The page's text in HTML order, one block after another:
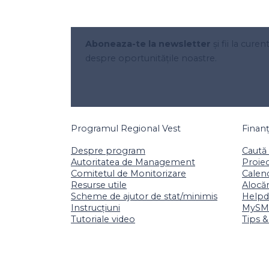
Aboneaza-te la newsletter și fii la
despre oportunitățile noastre.
Programul Regional Vest
Despre program
Autoritatea de Management
Comitetul de Monitorizare
Resurse utile
Scheme de ajutor de stat/minimis
Instrucțiuni
Tutoriale video
Tips